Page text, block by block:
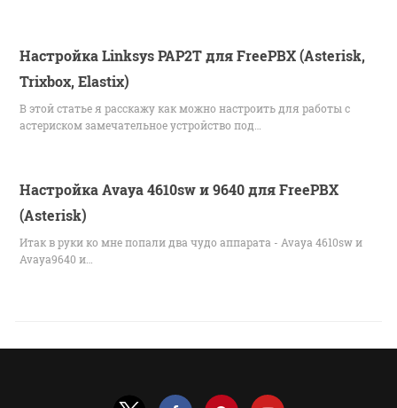
Настройка Linksys PAP2T для FreePBX (Asterisk,
Trixbox, Elastix)
В этой статье я расскажу как можно настроить для работы с
астериском замечательное устройство под…
Настройка Avaya 4610sw и 9640 для FreePBX
(Asterisk)
Итак в руки ко мне попали два чудо аппарата - Avaya 4610sw и
Avaya9640 и…